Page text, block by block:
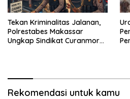
Tekan Kriminalitas Jalanan,
Polrestabes Makassar
Ungkap Sindikat Curanmor
Rekomendasi untuk kamu